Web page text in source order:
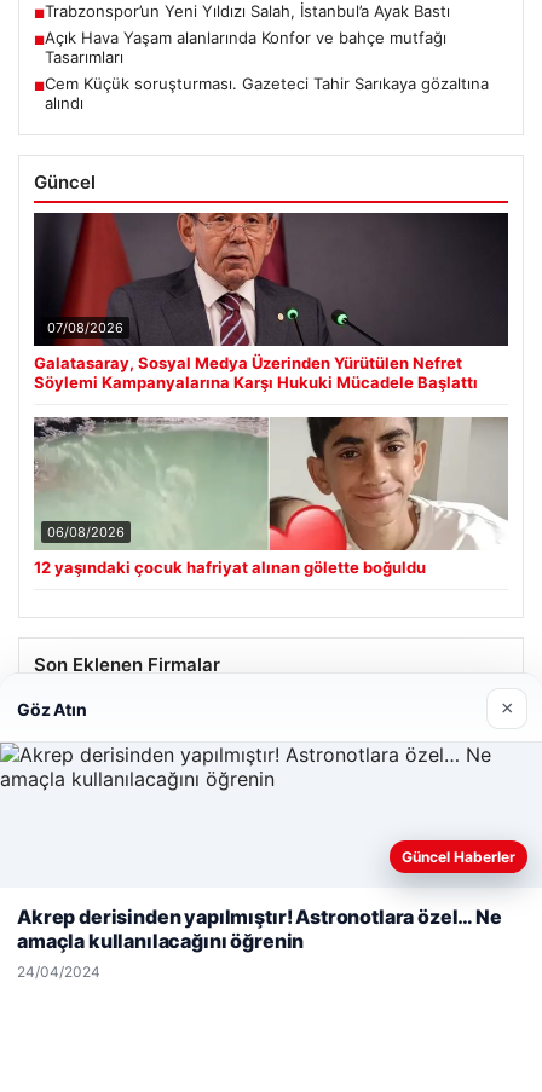
■Trabzonspor’un Yeni Yıldızı Salah, İstanbul’a Ayak Bastı
■Açık Hava Yaşam alanlarında Konfor ve bahçe mutfağı
Tasarımları
■Cem Küçük soruşturması. Gazeteci Tahir Sarıkaya gözaltına
alındı
Güncel
07/08/2026
Galatasaray, Sosyal Medya Üzerinden Yürütülen Nefret
Söylemi Kampanyalarına Karşı Hukuki Mücadele Başlattı
06/08/2026
12 yaşındaki çocuk hafriyat alınan gölette boğuldu
Son Eklenen Firmalar
Hastaş Beton
26/05/2026
© 2026 Haber Notları – Güncel Haberler
Web sitemizi nasıl kullandığınızı daha iyi anlayabilmek,
kullanıyoruz.Çerez Politikamız
Reddet Kabul Et
Göz Atın ×
Güncel Haberler
Akrep derisinden yapılmıştır! Astronotlara özel… Ne
amaçla kullanılacağını öğrenin
24/04/2024